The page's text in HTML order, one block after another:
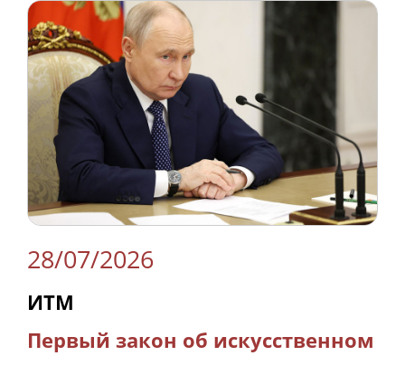
28/07/2026
ИТМ
Первый закон об искусственном